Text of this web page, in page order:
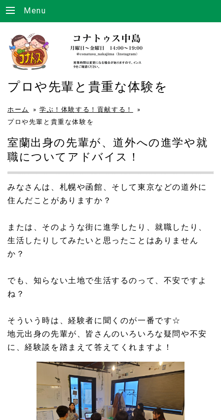
Menu
プロや先輩と貴重な体験を
ホーム » 学ぶ！体験する！貢献する！
»
プロや先輩と貴重な体験を
室蘭出身の先輩が、道外への進学や就
職についてアドバイス！
みなさんは、札幌や函館、そして東京などの道外に
住んだことがありますか？
または、そのような街に進学したり、就職したり、
生活したりしてみたいと思ったことはありません
か？
でも、知らない土地で生活するのって、不安ですよ
ね？
そういう時は、経験者に聞くのが一番です☆
地元出身の先輩が、皆さんのいろいろな疑問や不安
に、経験談を踏まえて答えてくれますよ！